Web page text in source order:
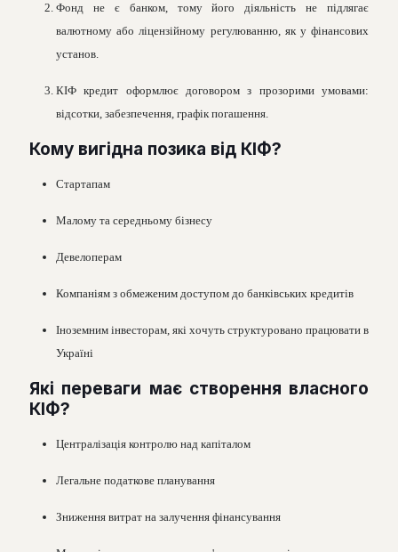
Фонд не є банком, тому його дiяльнiсть не пiдлягає
валютному або лiцензiйному регулюванню, як у фiнансових
установ.
КIФ кредит оформлює договором з прозорими умовами:
вiдсотки, забезпечення, графiк погашення.
Кому вигiдна позика вiд КIФ?
Стартапам
Малому та середньому бiзнесу
Девелоперам
Компанiям з обмеженим доступом до банкiвських кредитiв
Iноземним iнвесторам, якi хочуть структуровано працювати в
Українi
Якi переваги має створення власного
КIФ?
Централiзацiя контролю над капiталом
Легальне податкове планування
Зниження витрат на залучення фiнансування